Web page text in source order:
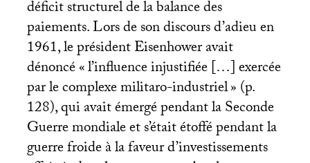
déficit structurel de la balance des
paiements. Lors de son discours d’adieu en
1961, le président Eisenhower avait
dénoncé «l’influence injustifiée […] exercée
par le complexe militaro-industriel» (p.
128), qui avait émergé pendant la Seconde
Guerre mondiale et s’était étoffé pendant la
guerre froide à la faveur d’investissements